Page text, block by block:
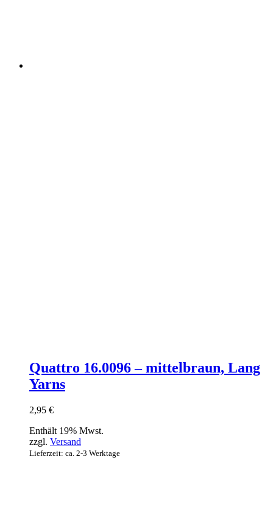
Quattro 16.0096 – mittelbraun, Lang
Yarns
2,95 €
Enthält 19% Mwst.
zzgl. Versand
Lieferzeit: ca. 2-3 Werktage